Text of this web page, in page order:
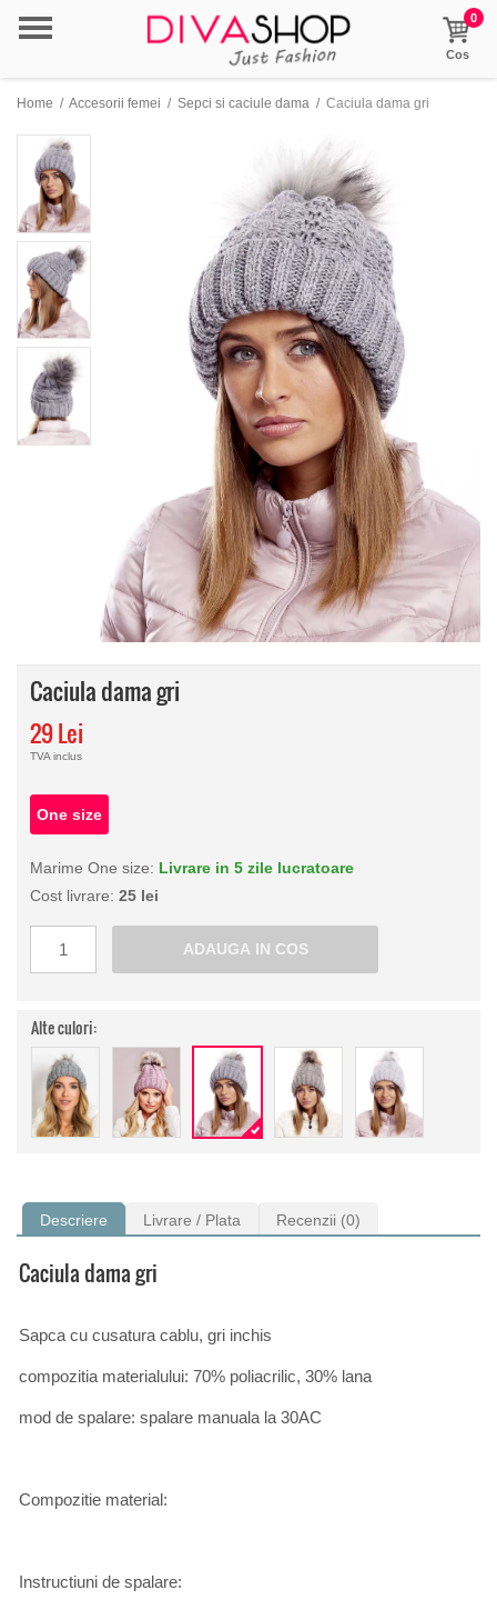
0
Cos
Home / Accesorii femei / Sepci si caciule dama / Caciula dama gri
Caciula dama gri
29 Lei
TVA inclus
One size
Marime One size: Livrare in 5 zile lucratoare
Cost livrare: 25 lei
Alte culori:
Descriere Livrare / Plata Recenzii (0)
Caciula dama gri
Sapca cu cusatura cablu, gri inchis
compozitia materialului: 70% poliacrilic, 30% lana
mod de spalare: spalare manuala la 30AC
Compozitie material:
Instructiuni de spalare: